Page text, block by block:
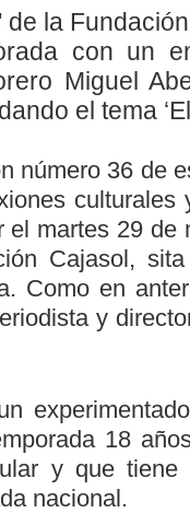
de la
con un
Miguel
el tema
número 36 de
el martes 29
Cajasol,
Como en
y
18
y que tiene
nacional.